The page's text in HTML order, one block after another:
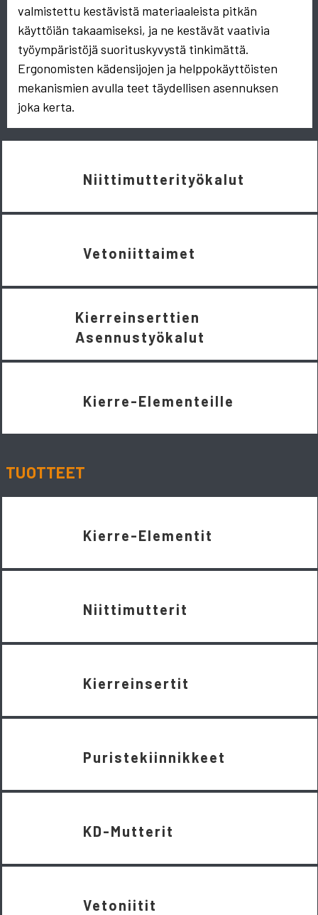
valmistettu kestävistä materiaaleista pitkän
käyttöiän takaamiseksi, ja ne kestävät vaativia
työympäristöjä suorituskyvystä tinkimättä.
Ergonomisten kädensijojen ja helppokäyttöisten
mekanismien avulla teet täydellisen asennuksen
joka kerta.
Niittimutterityökalut
Vetoniittaimet
Kierreinserttien
Asennustyökalut
Kierre-Elementeille
TUOTTEET
Kierre-Elementit
Niittimutterit
Kierreinsertit
Puristekiinnikkeet
KD-Mutterit
Vetoniitit